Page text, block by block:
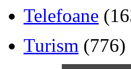
Telefoane
Turism (776)